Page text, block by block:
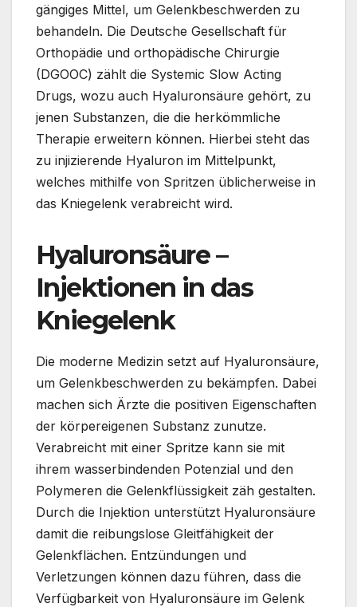
gängiges Mittel, um Gelenkbeschwerden zu
behandeln. Die Deutsche Gesellschaft für
Orthopädie und orthopädische Chirurgie
(DGOOC) zählt die Systemic Slow Acting
Drugs, wozu auch Hyaluronsäure gehört, zu
jenen Substanzen, die die herkömmliche
Therapie erweitern können. Hierbei steht das
zu injizierende Hyaluron im Mittelpunkt,
welches mithilfe von Spritzen üblicherweise in
das Kniegelenk verabreicht wird.
Hyaluronsäure –
Injektionen in das
Kniegelenk
Die moderne Medizin setzt auf Hyaluronsäure,
um Gelenkbeschwerden zu bekämpfen. Dabei
machen sich Ärzte die positiven Eigenschaften
der körpereigenen Substanz zunutze.
Verabreicht mit einer Spritze kann sie mit
ihrem wasserbindenden Potenzial und den
Polymeren die Gelenkflüssigkeit zäh gestalten.
Durch die Injektion unterstützt Hyaluronsäure
damit die reibungslose Gleitfähigkeit der
Gelenkflächen. Entzündungen und
Verletzungen können dazu führen, dass die
Verfügbarkeit von Hyaluronsäure im Gelenk